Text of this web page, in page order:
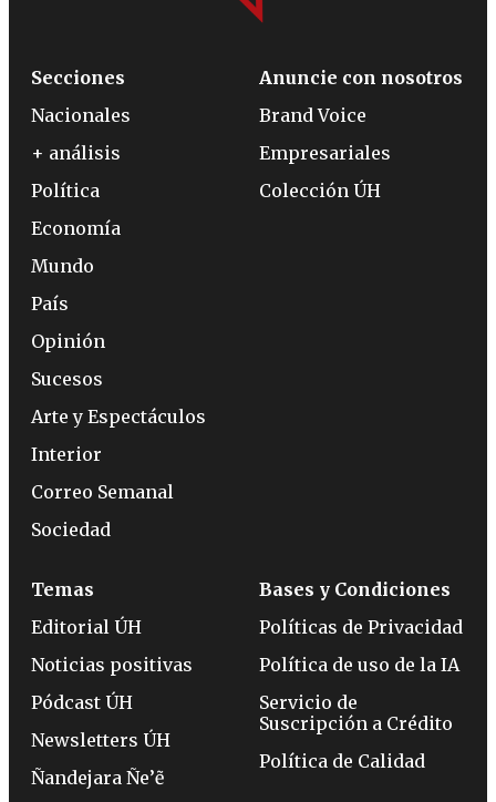
Secciones
Nacionales
+ análisis
Política
Economía
Mundo
País
Opinión
Sucesos
Arte y Espectáculos
Interior
Correo Semanal
Sociedad
Anuncie con nosotros
Brand Voice
Empresariales
Colección ÚH
Temas
Editorial ÚH
Noticias positivas
Pódcast ÚH
Newsletters ÚH
Ñandejara Ñe’ẽ
Bases y Condiciones
Políticas de Privacidad
Política de uso de la IA
Servicio de
Suscripción a Crédito
Política de Calidad